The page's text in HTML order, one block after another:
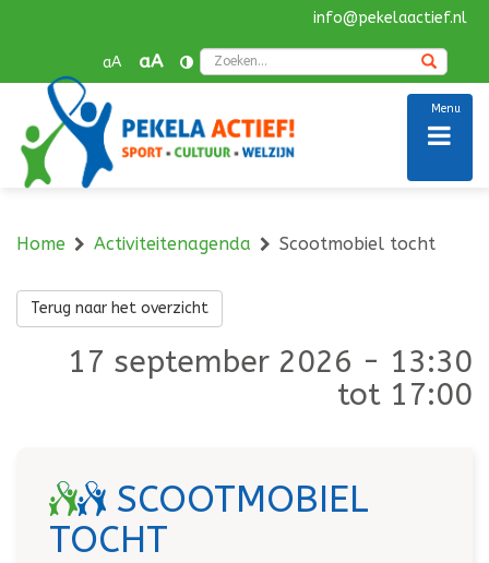
info@pekelaactief.nl
aA aA
Menu
Home Activiteitenagenda Scootmobiel tocht
Terug naar het overzicht
17 september 2026 - 13:30
tot 17:00
SCOOTMOBIEL
TOCHT